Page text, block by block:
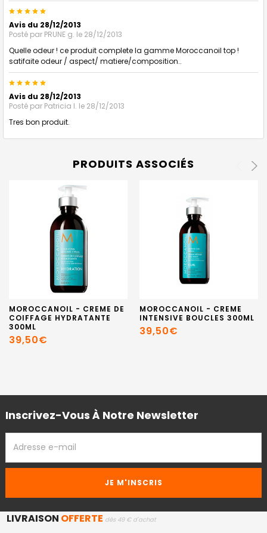
5
Avis du 28/12/2013
Posté par PRUNE g. le 28/12/2013
Quelle odeur ! ce produit complete la gamme Moroccanoil top !
satifaite odeur / aspect/ matiere/composition..
5
Avis du 28/12/2013
Posté par Patricia l. le 28/12/2013
Tres bon produit.
PRODUITS ASSOCIÉS
MOROCCANOIL - CREME DE
COIFFAGE HYDRATANTE
300ML
39,50€
MOROCCANOIL - CREME
INTENSIVE BOUCLES 300ML
39,50€
Inscrivez-Vous À Notre Newsletter
EMAIL
LIVRAISON OFFERTE dès 49 € d'achat